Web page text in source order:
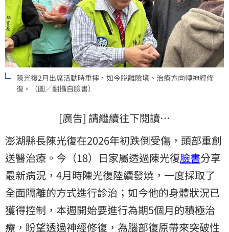
陳光復2月出席活動時重摔，如今脫離險境、治療方向轉神經修
復。（圖／翻攝自臉書）
[廣告] 請繼續往下閱讀…
澎湖縣長陳光復在2026年初跌倒受傷，頭部重創
送醫治療。今（18）日家屬透過陳光復臉書分享
最新病況，4月時陳光復陸續發燒，一度採取了
全面隔離的方式進行診治；如今他的身體狀況已
獲得控制，本週開始要進行為期5個月的積極治
療，盼望透過神經修復，為腦部復原帶來突破性